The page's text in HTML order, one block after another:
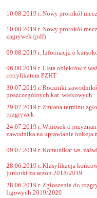
10.08.2019 r. Nowy protokół
10.08.2019 r. Nowy protokół
zagrywek (pdf)
09.08.2019 r. Informacja o
06.08.2019 r. Lista obiektów z
certyfikatem PZHT
30.07.2019 r. Roczniki
poszczególnych kat. wiekowych
29.07.2019 r. Zmiana terminu
rozgrywek
24.07.2019 r. Wniosek o
zawodnika na uprawianie hokeja
09.07.2019 r. Komunikat ws.
28.06.2019 r. Klasyfikacja
juniorki za sezon 2018/2019
28.06.2019 r. Zgłoszenia do
ligowych 2019/2020